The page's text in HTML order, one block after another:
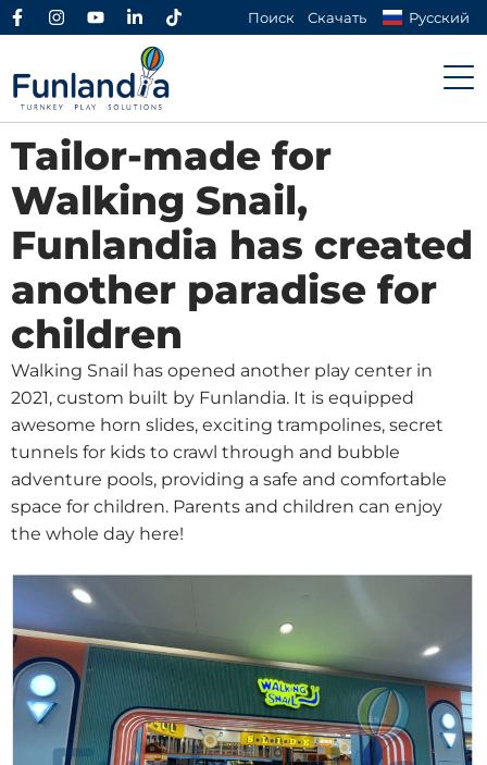
Поиск Скачать Русский
Tailor-made for
Walking Snail,
Funlandia has created
another paradise for
children
Walking Snail has opened another play center in
2021, custom built by Funlandia. It is equipped
awesome horn slides, exciting trampolines, secret
tunnels for kids to crawl through and bubble
adventure pools, providing a safe and comfortable
space for children. Parents and children can enjoy
the whole day here!